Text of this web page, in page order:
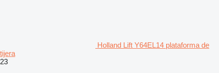
Holland Lift Y64EL14 plataforma de
tijera
23